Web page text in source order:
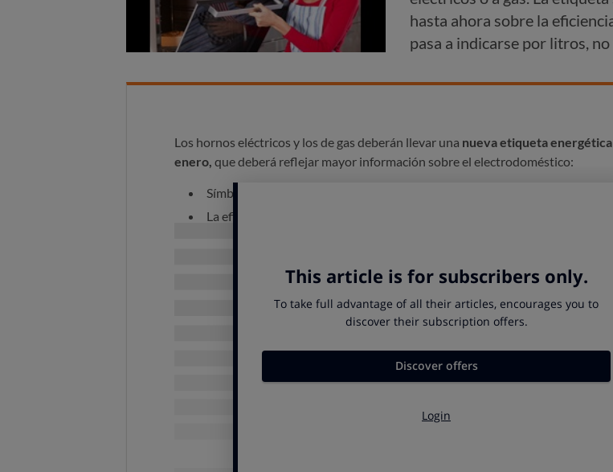
hasta ahora sobre la
pasa a indicarse por litros,
Los hornos eléctricos y los de gas deberán llevar una nueva etiqueta energética
enero, que deberá reflejar mayor información sobre el electrodoméstico:
Símbolo del tipo de horno, ya sea eléctrico o a gas.
La eficiencia energética se mostrará desde la A+++ (más eficiente) a la D
Consumo en kWh por ciclo, tanto en ventilación convencional como
de los hornos a gas la cifra también deberá expresarse en MJ por ciclo.
Ya existía una etiqueta energética para hornos eléctricos, pero
y a partir de ahí, aunque el horno fuera más eficiente, tenía esa misma
En la anterior etiqueta se indicaban tres tamaños de horno -pequeño, mediano o
el volumen ya viene indicado en litros.